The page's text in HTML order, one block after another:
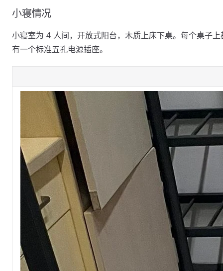
小寝情况
小寝室为 4 人间，开放式阳台，木质上床下桌。每个桌子上
有一个标准五孔电源插座。